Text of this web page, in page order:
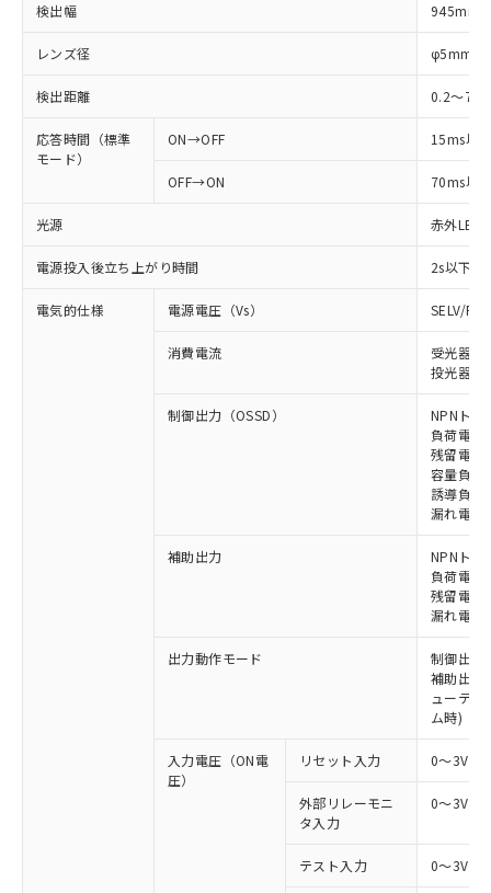
検出幅 945mm
レンズ径 φ5mm
検出距離 0.2～7m
応答時間（標準
モード）
ON→OFF 15ms以
OFF→ON 70ms以
光源 赤外LED
電源投入後立ち上がり時間 2s以下
電気的仕様 電源電圧（Vs） SELV/
消費電流
受光器:
投光器:
制御出力（OSSD）
NPNトラ
負荷電流
残留電圧
容量負荷
誘導負荷
漏れ電流
補助出力
NPNトラ
負荷電流
残留電圧
漏れ電流
出力動作モード
制御出力
補助出力
ューテ
ム時)
入力電圧（ON電
圧）
リセット入力 0～3V（
外部リレーモニ
タ入力
0～3V（
テスト入力 0～3V（